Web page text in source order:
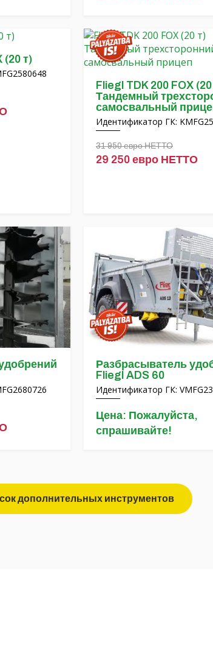
(20 т)
Fliegl TDK 200 FOX (20
Тандемный
самосвальный
Идентификатор ГК:
31 950 евро НЕТТО
29 250 евро НЕТТО
Разбрасыватель
Fliegl ADS 60
Идентификатор ГК:
Цена: Пожалуйста,
спрашивайте!
дополнительных инструментов